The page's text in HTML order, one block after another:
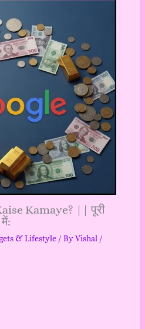
Kamaye? || पूरी
& Lifestyle/ ByVishal /